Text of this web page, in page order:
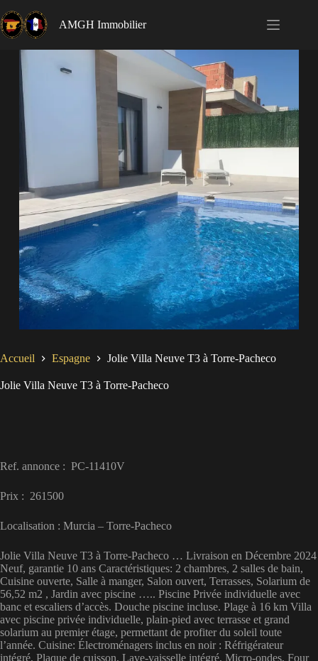
AMGH Immobilier
Accueil Espagne Jolie Villa Neuve T3 à Torre-Pacheco
Jolie Villa Neuve T3 à Torre-Pacheco
Ref. annonce : PC-11410V
Prix : 261500
Localisation : Murcia – Torre-Pacheco
Jolie Villa Neuve T3 à Torre-Pacheco … Livraison en Décembre 2024
Neuf, garantie 10 ans Caractéristiques: 2 chambres, 2 salles de bain,
Cuisine ouverte, Salle à manger, Salon ouvert, Terrasses, Solarium de
56,52 m2 , Jardin avec piscine ….. Piscine Privée individuelle avec
banc et escaliers d’accès. Douche piscine incluse. Plage à 16 km Villa
avec piscine privée individuelle, plain-pied avec terrasse et grand
solarium au premier étage, permettant de profiter du soleil toute
l’année. Cuisine: Électroménagers inclus en noir : Réfrigérateur
intégré, Plaque de cuisson, Lave-vaisselle intégré, Micro-ondes, Four